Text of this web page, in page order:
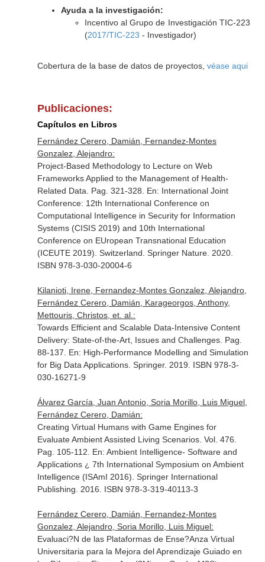
Ayuda a la investigación:
Incentivo al Grupo de Investigación TIC-223
(2017/TIC-223 - Investigador)
Cobertura de la base de datos de proyectos, véase aqui
Publicaciones:
Capítulos en Libros
Fernández Cerero, Damián, Fernandez-Montes
Gonzalez, Alejandro:
Project-Based Methodology to Lecture on Web
Frameworks Applied to the Management of Health-
Related Data. Pag. 321-328. En: International Joint
Conference: 12th International Conference on
Computational Intelligence in Security for Information
Systems (CISIS 2019) and 10th International
Conference on EUropean Transnational Education
(ICEUTE 2019) . Switzerland. Springer Nature. 2020.
ISBN 978-3-030-20004-6
Kilanioti, Irene, Fernandez-Montes Gonzalez, Alejandro,
Fernández Cerero, Damián, Karageorgos, Anthony,
Mettouris, Christos, et. al.:
Towards Efficient and Scalable Data-Intensive Content
Delivery: State-of-the-Art, Issues and Challenges. Pag.
88-137. En: High-Performance Modelling and Simulation
for Big Data Applications. Springer. 2019. ISBN 978-3-
030-16271-9
Álvarez García, Juan Antonio, Soria Morillo, Luis Miguel,
Fernández Cerero, Damián:
Creating Virtual Humans with Game Engines for
Evaluate Ambient Assisted Living Scenarios. Vol. 476.
Pag. 105-112. En: Ambient Intelligence- Software and
Applications ¿ 7th International Symposium on Ambient
Intelligence (ISAmI 2016) . Springer International
Publishing. 2016. ISBN 978-3-319-40113-3
Fernández Cerero, Damián, Fernandez-Montes
Gonzalez, Alejandro, Soria Morillo, Luis Miguel:
Evaluaci?N de las Plataformas de Ense?Anza Virtual
Universitaria para la Mejora del Aprendizaje Guiado en